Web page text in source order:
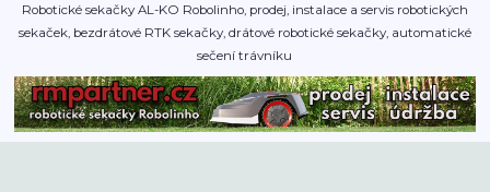
Robotické sekačky AL-KO Robolinho, prodej, instalace a servis robotických
sekaček, bezdrátové RTK sekačky, drátové robotické sekačky, automatické
sečení trávníku